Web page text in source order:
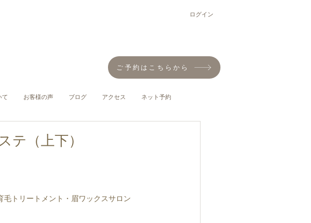
ログイン
ご予約はこちらから
て お客様の声 ブログ アクセス ネット予約
テ（上下）
トリートメント・眉ワックスサロン